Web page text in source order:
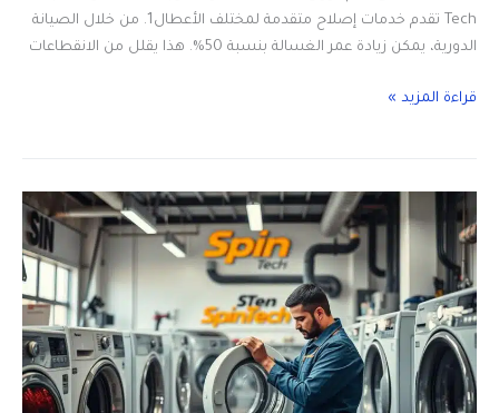
Tech تقدم خدمات إصلاح متقدمة لمختلف الأعطال1. من خلال الصيانة
الدورية، يمكن زيادة عمر الغسالة بنسبة 50%. هذا يقلل من الانقطاعات
5
وكيفية
إصلاحها
بجدة
قراءة المزيد »